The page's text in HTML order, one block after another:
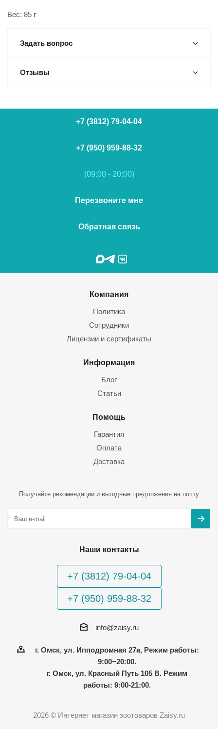
Вес: 85 г
Задать вопрос
Отзывы
+7 (3812) 79-04-04
+7 (950) 959-88-32
(09:00 - 20:00)
Перезвоните мне
Обратная связь
Компания
Политика
Сотрудники
Лицензии и сертификаты
Информация
Блог
Статьи
Помощь
Гарантия
Оплата
Доставка
Получайте рекомендации и выгодные предложения на почту
Наши контакты
+7 (3812) 79-04-04
+7 (950) 959-88-32
info@zaisy.ru
г. Омск, ул. Ипподромная 27а, Режим работы:
9:00−20:00.
г. Омск, ул. Красный Путь 105 В. Режим
работы: 9:00-21:00.
2026 © Интернет магазин зоотоваров Zaisy.ru